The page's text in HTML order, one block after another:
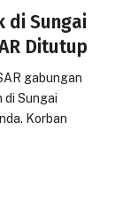
di Sungai
Ditutup
gabungan
di Sungai
Korban